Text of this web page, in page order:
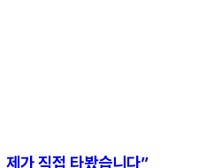
가 직접 타봤습니다”